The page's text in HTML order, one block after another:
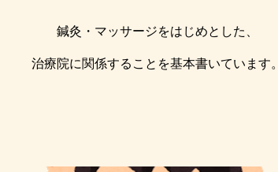
鍼灸・マッサージをはじめとした、
治療院に関係することを基本書いています。